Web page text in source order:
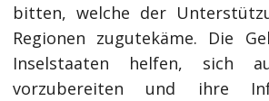
bitten, welche der
Regionen zugutekäme. Die
Inselstaaten helfen, sich
vorzubereiten und ihre